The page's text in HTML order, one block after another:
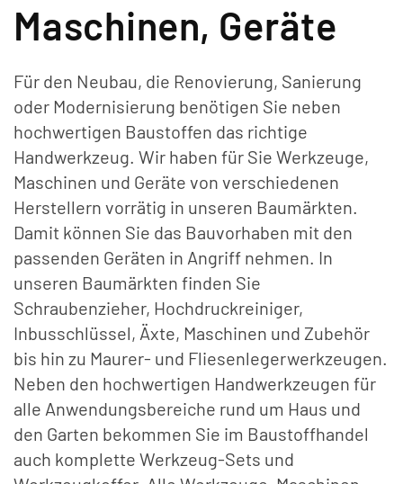
Maschinen, Geräte
Für den Neubau, die Renovierung, Sanierung
oder Modernisierung benötigen Sie neben
hochwertigen Baustoffen das richtige
Handwerkzeug. Wir haben für Sie Werkzeuge,
Maschinen und Geräte von verschiedenen
Herstellern vorrätig in unseren Baumärkten.
Damit können Sie das Bauvorhaben mit den
passenden Geräten in Angriff nehmen. In
unseren Baumärkten finden Sie
Schraubenzieher, Hochdruckreiniger,
Inbusschlüssel, Äxte, Maschinen und Zubehör
bis hin zu Maurer- und Fliesenlegerwerkzeugen.
Neben den hochwertigen Handwerkzeugen für
alle Anwendungsbereiche rund um Haus und
den Garten bekommen Sie im Baustoffhandel
auch komplette Werkzeug-Sets und